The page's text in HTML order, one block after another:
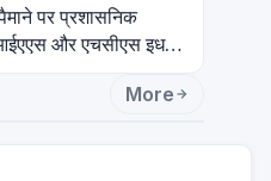
पर प्रशासनिक
और एचसीएस इधर
More